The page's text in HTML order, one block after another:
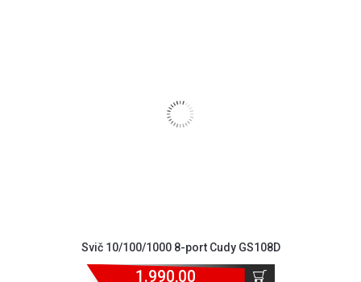
Svič 10/100/1000 8-port Cudy GS108D
1.990,00